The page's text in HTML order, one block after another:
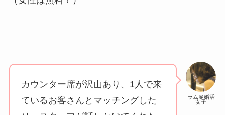
ラム＠婚活
女子
カウンター席が沢山あり、1人で来
ているお客さんとマッチングした